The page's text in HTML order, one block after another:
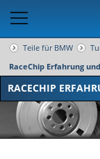
Teile für BMW
RaceChip Erfahrung
RACECHIP